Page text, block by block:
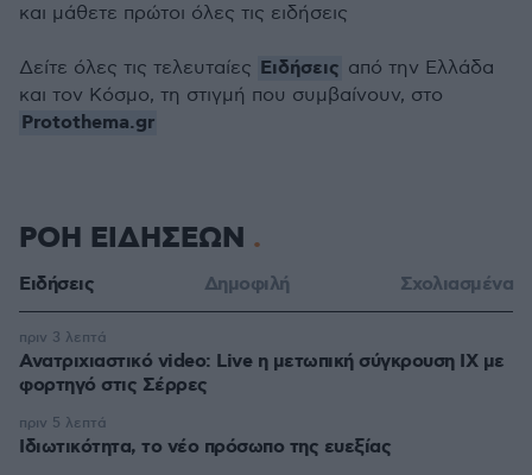
και μάθετε πρώτοι όλες τις ειδήσεις
Δείτε όλες τις τελευταίες Ειδήσεις από την Ελλάδα
και τον Κόσμο, τη στιγμή που συμβαίνουν, στο
Protothema.gr
ΡΟΗ ΕΙΔΗΣΕΩΝ
Ειδήσεις Δημοφιλή Σχολιασμένα
Ανατριχιαστικό video: Live η μετωπική σύγκρουση ΙΧ με
φορτηγό στις Σέρρες
πριν 3 λεπτά
Ιδιωτικότητα, το νέο πρόσωπο της ευεξίας
πριν 5 λεπτά